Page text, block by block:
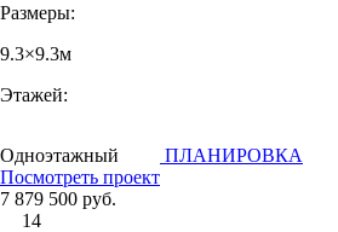
Размеры:
9.3×9.3м
Этажей:
Одноэтажный
ПЛАНИРОВКА
Посмотреть проект
7 879 500 руб.
14